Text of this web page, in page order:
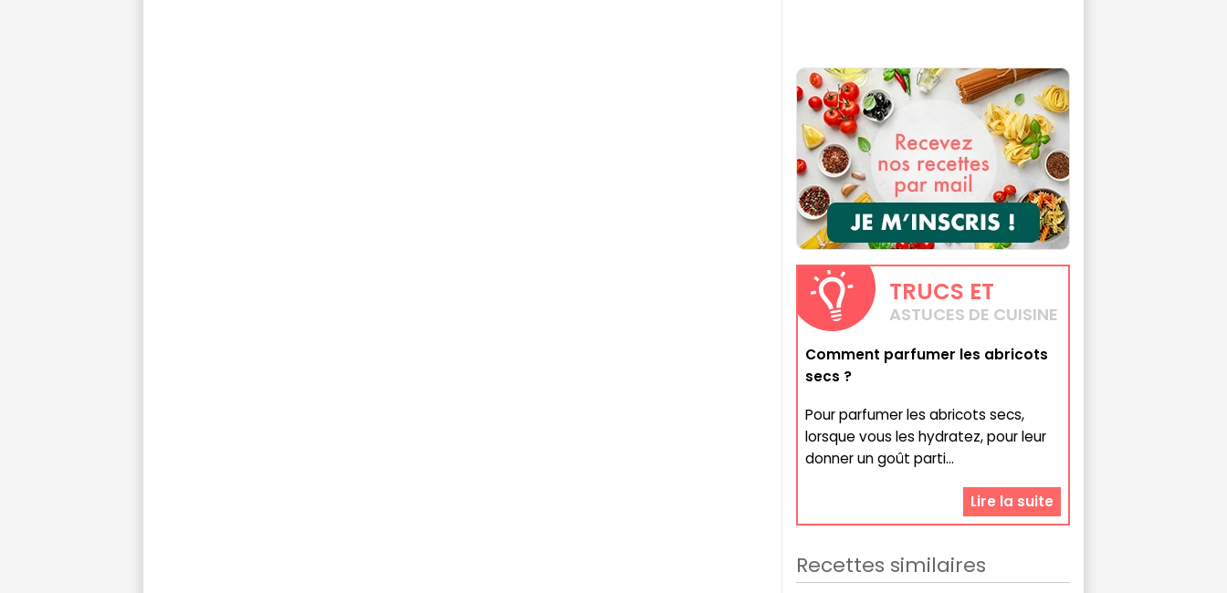
TRUCS ET
ASTUCES DE CUISINE
Comment parfumer les abricots
secs ?
Pour parfumer les abricots secs,
lorsque vous les hydratez, pour leur
donner un goût parti...
Lire la suite
Recettes similaires